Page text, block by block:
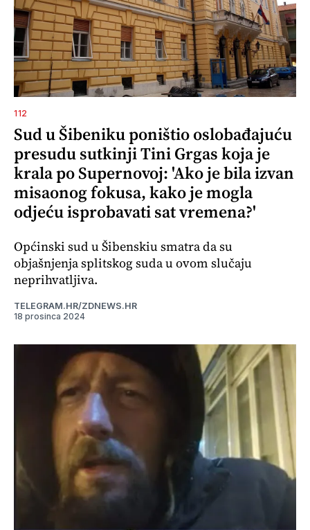
112
Sud u Šibeniku poništio oslobađajuću
presudu sutkinji Tini Grgas koja je
krala po Supernovoj: 'Ako je bila izvan
misaonog fokusa, kako je mogla
odjeću isprobavati sat vremena?'
Općinski sud u Šibenskiu smatra da su
objašnjenja splitskog suda u ovom slučaju
neprihvatljiva.
TELEGRAM.HR/ZDNEWS.HR
18 prosinca 2024